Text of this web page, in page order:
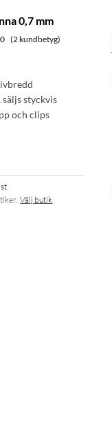
0,7 mm
(2 kundbetyg)
styckvis
och clips
Välj butik